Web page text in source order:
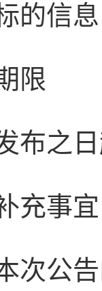
的信
限
布之
充事
次公